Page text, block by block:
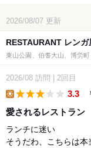
2026/08/07 更新
RESTAURANT レンガ
東山公園、伯耆大山、博労
2026/08 訪問 2回目
3.3
愛されるレストラン
ランチに迷い
そうだわ、こちらは本